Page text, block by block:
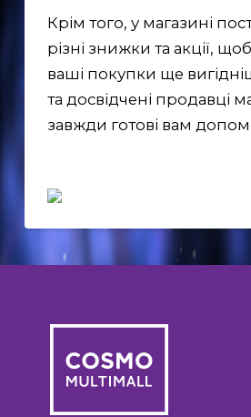
Крім того, у магазині
різні знижки та акції,
ваші покупки ще
та досвідчені продавці
завжди готові вам